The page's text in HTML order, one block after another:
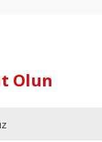
Olun